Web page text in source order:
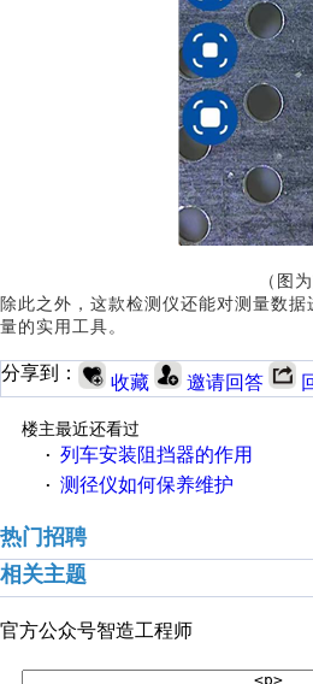
（ 图
除此之外，这款检测仪还能对测量数
量的实用工具。
分享到： 收藏 邀请回答
楼主最近还看过
· 列车安装阻挡器的作用
· 测径仪如何保养维护
热门招聘
相关主题
官方公众号智造工程师